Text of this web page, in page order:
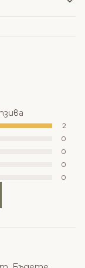
2
0
0
0
0